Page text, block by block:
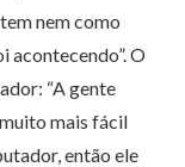
nem como
acontecendo”. O
“A gente
mais fácil
então ele